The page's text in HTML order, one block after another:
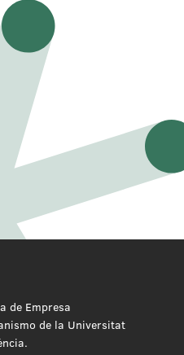
de Empresa
de la Universitat